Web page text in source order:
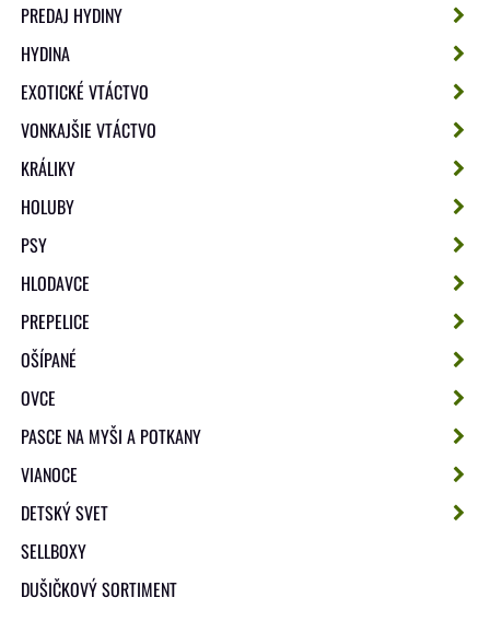
PREDAJ HYDINY
HYDINA
EXOTICKÉ VTÁCTVO
VONKAJŠIE VTÁCTVO
KRÁLIKY
HOLUBY
PSY
HLODAVCE
PREPELICE
OŠÍPANÉ
OVCE
PASCE NA MYŠI A POTKANY
VIANOCE
DETSKÝ SVET
SELLBOXY
DUŠIČKOVÝ SORTIMENT